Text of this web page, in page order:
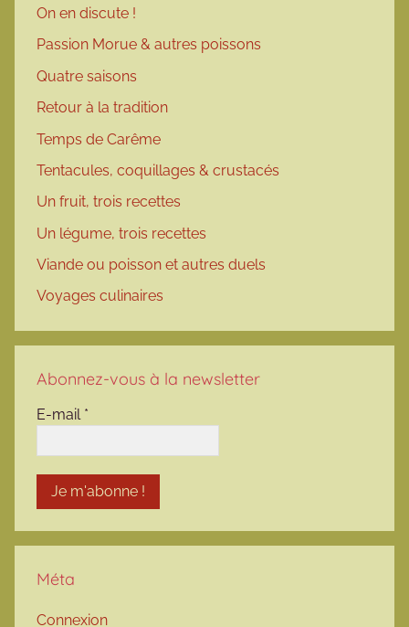
On en discute !
Passion Morue & autres poissons
Quatre saisons
Retour à la tradition
Temps de Carême
Tentacules, coquillages & crustacés
Un fruit, trois recettes
Un légume, trois recettes
Viande ou poisson et autres duels
Voyages culinaires
Abonnez-vous à la newsletter
E-mail *
Méta
Connexion